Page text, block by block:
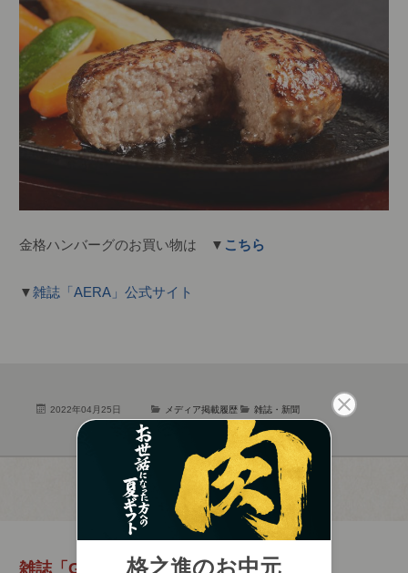
金格ハンバーグのお買い物は ▼ こちら
▼雑誌「AERA」公式サイト
2022年04月25日 メディア掲載履歴 雑誌・新聞
雑誌「Ginger」でご紹介頂きました!